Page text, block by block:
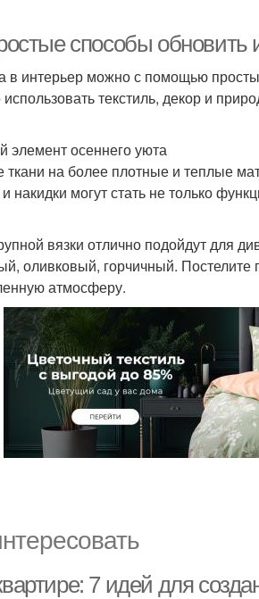
способы обновить
в интерьер можно с помощью
текстиль, декор и
элемент осеннего уюта
ткани на более плотные и теплые
накидки могут стать не только
вязки отлично подойдут для
оливковый, горчичный. Постелите
атмосферу.
7 идей для